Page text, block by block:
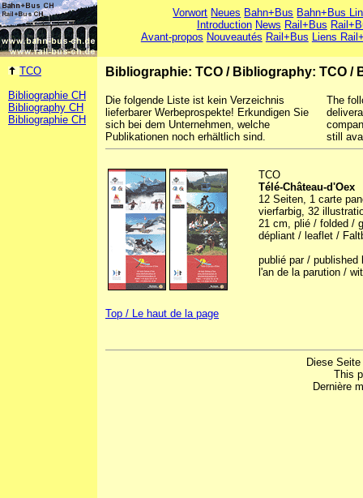
Vorwort Neues Bahn+Bus Bahn+Bus
Introduction News Rail+Bus
Avant-propos Nouveautés Rail+Bus Liens
TCO
Bibliographie CH
Bibliography CH
Bibliographie CH
Bibliographie: TCO / Bibliography: TCO /
Die folgende Liste ist kein Verzeichnis
lieferbarer Werbeprospekte! Erkundigen Sie
sich bei dem Unternehmen, welche
Publikationen noch erhältlich sind.
The
still
TCO
Télé-Château-d'Oex
12 Seiten, 1 carte
vierfarbig, 32
21 cm, plié / folded /
dépliant / leaflet /
publié par / published
l'an de la parution /
Top / Le haut de la page
Diese
This
Dernière